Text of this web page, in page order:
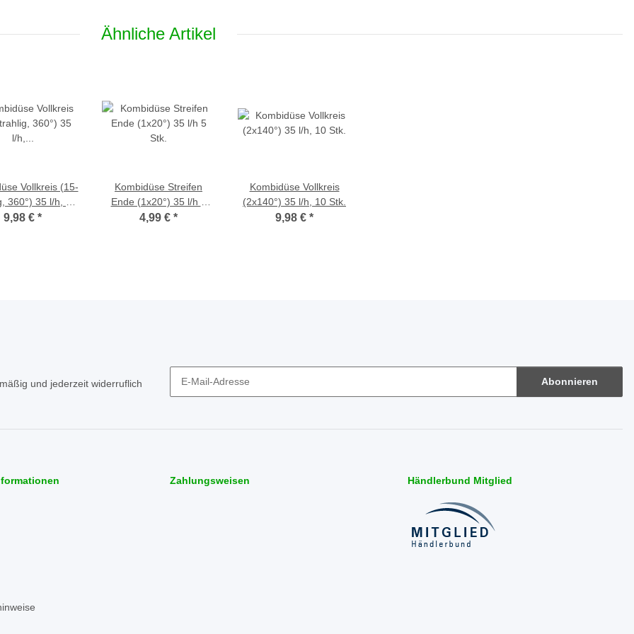
Ähnliche Artikel
Vollkreis (15-
360°) 35 l/h, 10
Stk.
9,98 € *
Kombidüse Streifen
Ende (1x20°) 35 l/h 5
Stk.
4,99 € *
Kombidüse Vollkreis
(2x140°) 35 l/h, 10 Stk.
9,98 € *
und jederzeit widerruflich
Abonnieren
Zahlungsweisen Händlerbund Mitglied